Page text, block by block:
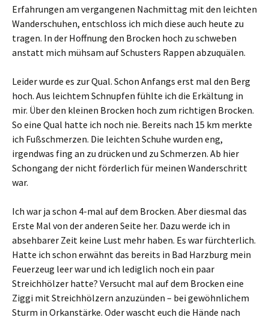
Erfahrungen am vergangenen Nachmittag mit den leichten
Wanderschuhen, entschloss ich mich diese auch heute zu
tragen. In der Hoffnung den Brocken hoch zu schweben
anstatt mich mühsam auf Schusters Rappen abzuquälen.
Leider wurde es zur Qual. Schon Anfangs erst mal den Berg
hoch. Aus leichtem Schnupfen fühlte ich die Erkältung in
mir. Über den kleinen Brocken hoch zum richtigen Brocken.
So eine Qual hatte ich noch nie. Bereits nach 15 km merkte
ich Fußschmerzen. Die leichten Schuhe wurden eng,
irgendwas fing an zu drücken und zu Schmerzen. Ab hier
Schongang der nicht förderlich für meinen Wanderschritt
war.
Ich war ja schon 4-mal auf dem Brocken. Aber diesmal das
Erste Mal von der anderen Seite her. Dazu werde ich in
absehbarer Zeit keine Lust mehr haben. Es war fürchterlich.
Hatte ich schon erwähnt das bereits in Bad Harzburg mein
Feuerzeug leer war und ich lediglich noch ein paar
Streichhölzer hatte? Versucht mal auf dem Brocken eine
Ziggi mit Streichhölzern anzuzünden – bei gewöhnlichem
Sturm in Orkanstärke. Oder wascht euch die Hände nach